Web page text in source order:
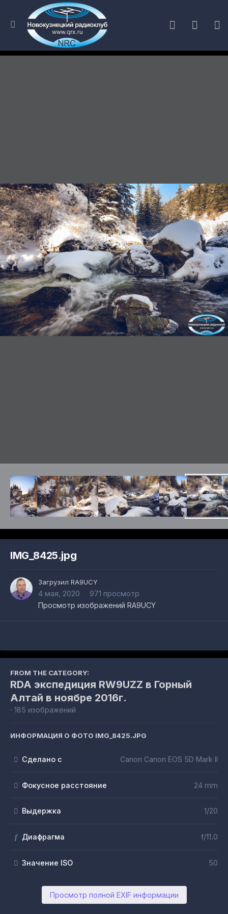
IMG_8425.jpg
Загрузил RA9UCY
4 мая, 2020
971 просмотр
Просмотр изображений RA9UCY
FROM THE CATEGORY:
RDA экспедиция RW9UZZ в Горный
Алтай в ноябре 2016г.
· 185 изображений
ИНФОРМАЦИЯ О ФОТО IMG_8425.JPG
Сделано с Canon Canon EOS 5D Mark II
Фокусное расстояние 24 mm
Выдержка 1/20
f Диафрагма f/11.0
Значение ISO 50
Просмотр полной EXIF информации